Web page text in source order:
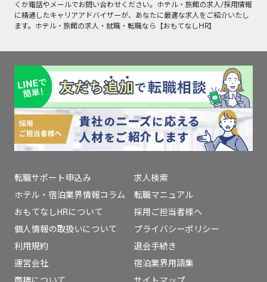
くか電話やメールでお問い合わせください。ホテル・旅館の求人/採用情報
に精通したキャリアアドバイザーが、あなたに最適な求人をご紹介いたし
ます。ホテル・旅館の求人・就職・転職なら【おもてなしHR】
転職サポート申込み
求人検索
ホテル・宿泊業界情報コラム
転職マニュアル
おもてなしHRについて
採用ご担当者様へ
個人情報の取扱いについて
プライバシーポリシー
利用規約
退会手続き
運営会社
宿泊業界用語集